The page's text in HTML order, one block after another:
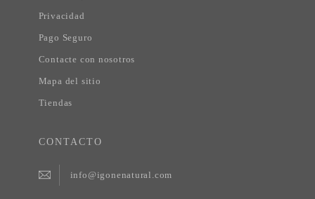
Privacidad
Pago Seguro
Contacte con nosotros
Mapa del sitio
Tiendas
CONTACTO
info@igonenatural.com